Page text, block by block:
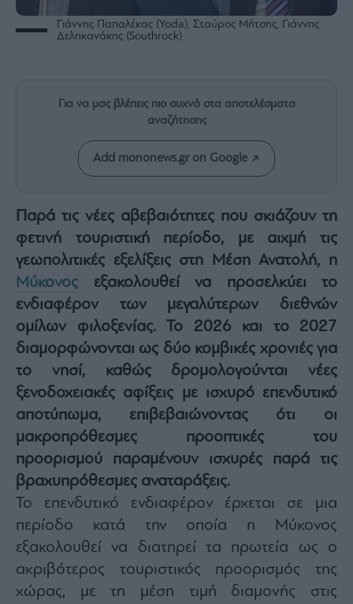
Rumors
ESG
Les
Bons
Vivants
Auto
Life
&
Style
Υγεία
Architecture
&
Design
Fashion
&
Art
Watches
Yachts
Table
For
Two
Γιάννης Παπαλέκας (Yoda), Σταύρος Μήτσης, Γιάννης
Δεληκανάκης (Southrock)
Για να μας βλέπεις πιο συχνά στα αποτελέσματα
αναζήτησης
Add mononews.gr on Google
Παρά τις νέες αβεβαιότητες που σκιάζουν τη
φετινή τουριστική περίοδο, με αιχμή τις
γεωπολιτικές εξελίξεις στη Μέση Ανατολή, η
Μύκονος εξακολουθεί να προσελκύει το
ενδιαφέρον των μεγαλύτερων διεθνών
ομίλων φιλοξενίας. Το 2026 και το 2027
διαμορφώνονται ως δύο κομβικές χρονιές για
το νησί, καθώς δρομολογούνται νέες
ξενοδοχειακές αφίξεις με ισχυρό επενδυτικό
αποτύπωμα, επιβεβαιώνοντας ότι οι
μακροπρόθεσμες προοπτικές του
προορισμού παραμένουν ισχυρές παρά τις
βραχυπρόθεσμες αναταράξεις.
Το επενδυτικό ενδιαφέρον έρχεται σε μια
περίοδο κατά την οποία η Μύκονος
εξακολουθεί να διατηρεί τα πρωτεία ως ο
ακριβότερος τουριστικός προορισμός της
χώρας, με τη μέση τιμή διαμονής στις